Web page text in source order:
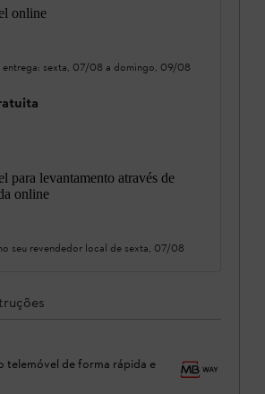
online
entrega: sexta, 07/08 a domingo, 09/08
para levantamento através de
online
seu revendedor local de sexta, 07/08
telemóvel de forma rápida e